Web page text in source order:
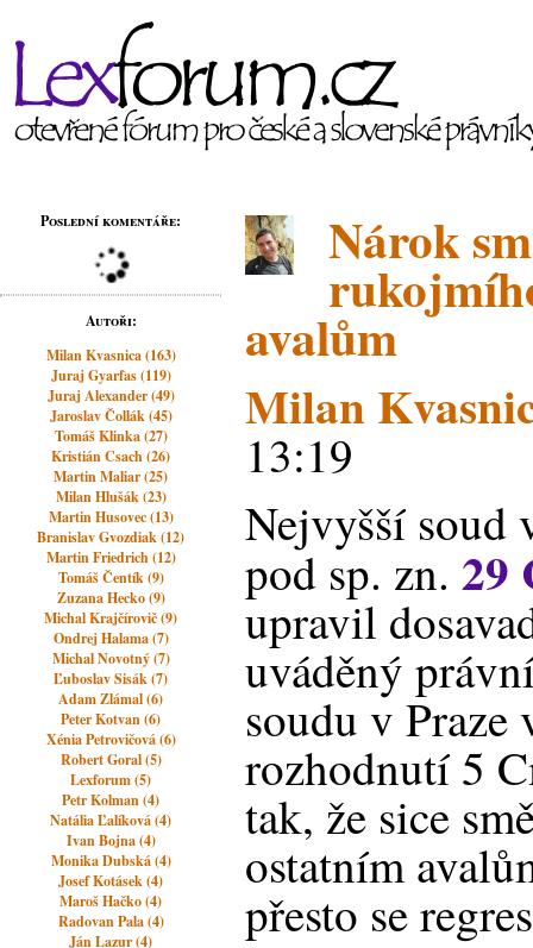
Poslední komentáře:
Autoři:
Milan Kvasnica (163)
Juraj Gyarfas (119)
Juraj Alexander (49)
Jaroslav Čollák (45)
Tomáš Klinka (27)
Kristián Csach (26)
Martin Maliar (25)
Milan Hlušák (23)
Martin Husovec (13)
Branislav Gvozdiak (12)
Martin Friedrich (12)
Tomáš Čentík (9)
Zuzana Hecko (9)
Michal Krajčírovič (9)
Ondrej Halama (7)
Michal Novotný (7)
Ľuboslav Sisák (7)
Adam Zlámal (6)
Peter Kotvan (6)
Xénia Petrovičová (6)
Robert Goral (5)
Lexforum (5)
Petr Kolman (4)
Natália Ľalíková (4)
Ivan Bojna (4)
Monika Dubská (4)
Josef Kotásek (4)
Maroš Hačko (4)
Radovan Pala (4)
Ján Lazur (4)
Nárok
avalům
Milan
13:19
Nejvyšší soud
pod sp. zn.29
upravil
uváděný
soudu v
rozhodnutí 5
tak, že sice
ostatním
přesto se